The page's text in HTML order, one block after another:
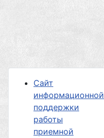
Сайт
информационной
поддержки
работы
приемной